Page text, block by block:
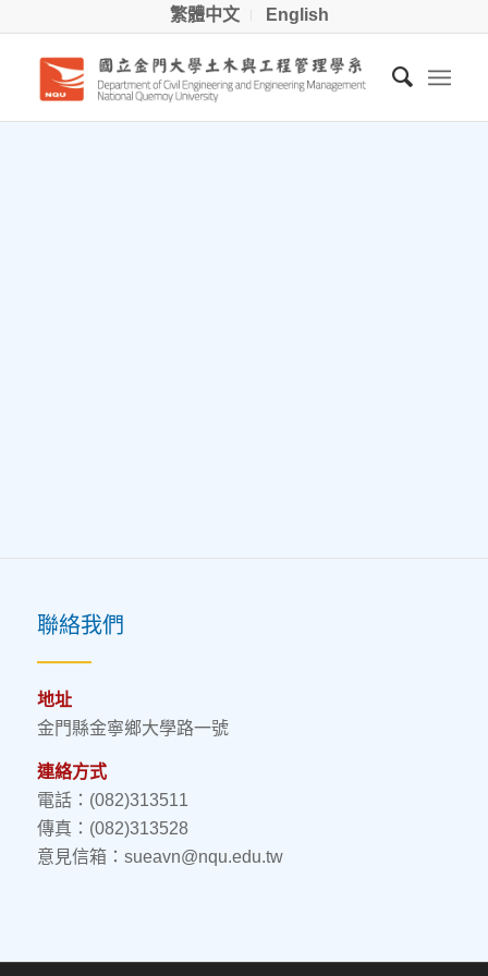
繁體中文 English
聯絡我們
地址
金門縣金寧鄉大學路一號
連絡方式
電話：(082)313511
傳真：(082)313528
意見信箱：sueavn@nqu.edu.tw